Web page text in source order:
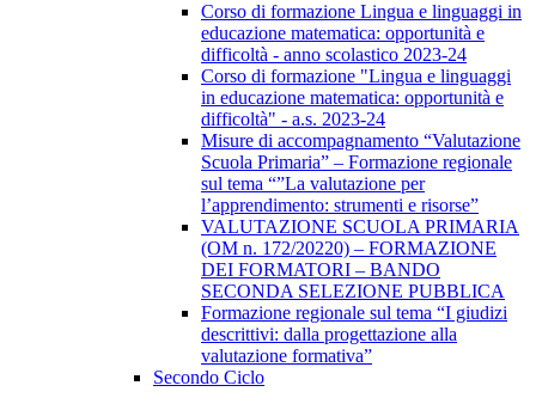
Corso di formazione Lingua e linguaggi in
educazione matematica: opportunità e
difficoltà - anno scolastico 2023-24
Corso di formazione "Lingua e linguaggi
in educazione matematica: opportunità e
difficoltà" - a.s. 2023-24
Misure di accompagnamento “Valutazione
Scuola Primaria” – Formazione regionale
sul tema “”La valutazione per
l’apprendimento: strumenti e risorse”
VALUTAZIONE SCUOLA PRIMARIA
(OM n. 172/20220) – FORMAZIONE
DEI FORMATORI – BANDO
SECONDA SELEZIONE PUBBLICA
Formazione regionale sul tema “I giudizi
descrittivi: dalla progettazione alla
valutazione formativa”
Secondo Ciclo